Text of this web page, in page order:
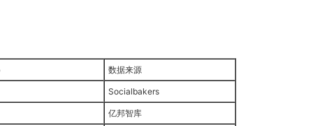
数据来源
Socialbakers
亿邦智库